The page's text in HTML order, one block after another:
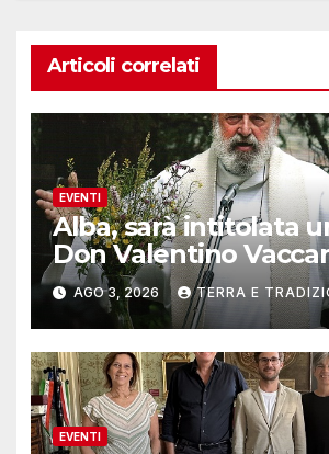
Articoli correlati
EVENTI
Alba, sarà intitolata
Don Valentino
AGO 3, 2026 TERRA E
EVENTI